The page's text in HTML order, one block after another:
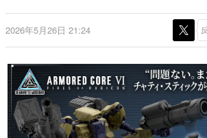
ゲーム世代の作家たち
ゲームに多大な影響を受けた作家
日本モバイルゲーム産業史
日本のモバイルゲーム史における主
ルを網羅するほか、開発者へのイ
解説を掲載。約20年の歴史が一望
2026年5月26日 21:24